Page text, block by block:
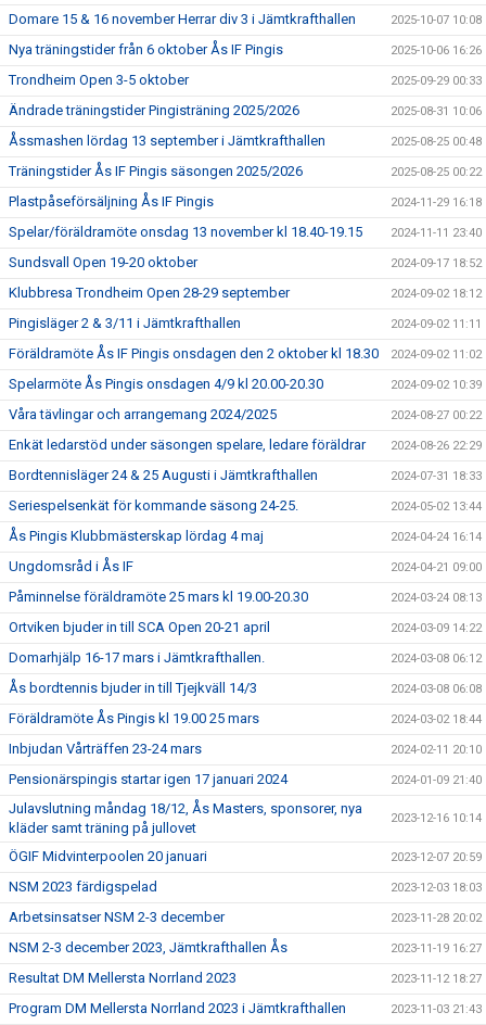
Domare 15 & 16 november Herrar div 3 i Jämtkrafthallen 2025-10-07 10:08
Nya träningstider från 6 oktober Ås IF Pingis 2025-10-06 16:26
Trondheim Open 3-5 oktober 2025-09-29 00:33
Ändrade träningstider Pingisträning 2025/2026 2025-08-31 10:06
Åssmashen lördag 13 september i Jämtkrafthallen 2025-08-25 00:48
Träningstider Ås IF Pingis säsongen 2025/2026 2025-08-25 00:22
Plastpåseförsäljning Ås IF Pingis 2024-11-29 16:18
Spelar/föräldramöte onsdag 13 november kl 18.40-19.15 2024-11-11 23:40
Sundsvall Open 19-20 oktober 2024-09-17 18:52
Klubbresa Trondheim Open 28-29 september 2024-09-02 18:12
Pingisläger 2 & 3/11 i Jämtkrafthallen 2024-09-02 11:11
Föräldramöte Ås IF Pingis onsdagen den 2 oktober kl 18.30 2024-09-02 11:02
Spelarmöte Ås Pingis onsdagen 4/9 kl 20.00-20.30 2024-09-02 10:39
Våra tävlingar och arrangemang 2024/2025 2024-08-27 00:22
Enkät ledarstöd under säsongen spelare, ledare föräldrar 2024-08-26 22:29
Bordtennisläger 24 & 25 Augusti i Jämtkrafthallen 2024-07-31 18:33
Seriespelsenkät för kommande säsong 24-25. 2024-05-02 13:44
Ås Pingis Klubbmästerskap lördag 4 maj 2024-04-24 16:14
Ungdomsråd i Ås IF 2024-04-21 09:00
Påminnelse föräldramöte 25 mars kl 19.00-20.30 2024-03-24 08:13
Ortviken bjuder in till SCA Open 20-21 april 2024-03-09 14:22
Domarhjälp 16-17 mars i Jämtkrafthallen. 2024-03-08 06:12
Ås bordtennis bjuder in till Tjejkväll 14/3 2024-03-08 06:08
Föräldramöte Ås Pingis kl 19.00 25 mars 2024-03-02 18:44
Inbjudan Vårträffen 23-24 mars 2024-02-11 20:10
Pensionärspingis startar igen 17 januari 2024 2024-01-09 21:40
Julavslutning måndag 18/12, Ås Masters, sponsorer, nya
kläder samt träning på jullovet
2023-12-16 10:14
ÖGIF Midvinterpoolen 20 januari 2023-12-07 20:59
NSM 2023 färdigspelad 2023-12-03 18:03
Arbetsinsatser NSM 2-3 december 2023-11-28 20:02
NSM 2-3 december 2023, Jämtkrafthallen Ås 2023-11-19 16:27
Resultat DM Mellersta Norrland 2023 2023-11-12 18:27
Program DM Mellersta Norrland 2023 i Jämtkrafthallen 2023-11-03 21:43